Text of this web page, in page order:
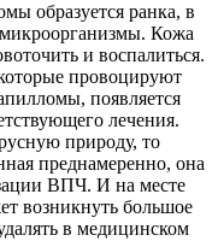
образуется ранка, в
Кожа
и воспалиться.
провоцируют
появляется
лечения.
природу, то
преднамеренно, она
ВПЧ. И на месте
возникнуть большое
в медицинском